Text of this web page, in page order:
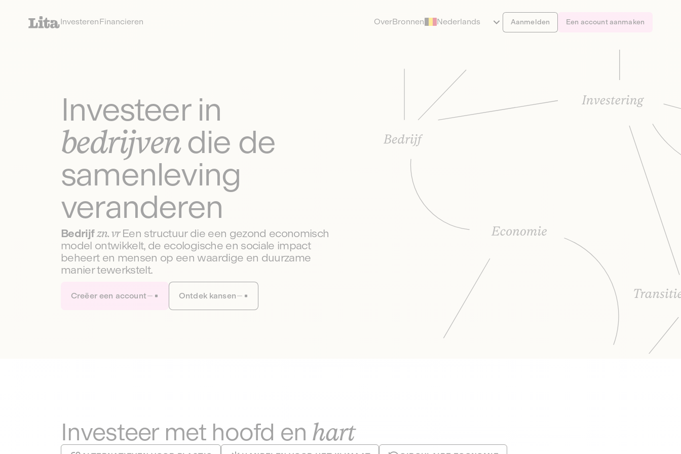
InvesterenFinancieren OverBronnen Nederlands Aanmelden Een account aanmaken
Investeer in
bedrijvendie de
samenleving
veranderen
Bedrijfzn. vrEen structuur die een gezond economisch
model ontwikkelt, de ecologische en sociale impact
beheert en mensen op een waardige en duurzame
manier tewerkstelt.
Creëer een account Ontdek kansen
Investeer met hoofd en hart